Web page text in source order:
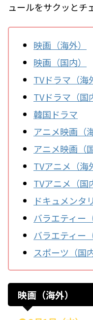
ュールをサクッとチ
映画（海外）
映画（国内）
TVドラマ（海
TVドラマ（国
韓国ドラマ
アニメ映画（
アニメ映画（
TVアニメ（海
TVアニメ（国
ドキュメンタ
バラエティー
バラエティー
スポーツ（国内
映画（海外）